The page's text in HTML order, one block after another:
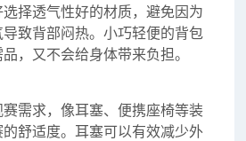
择透气性好的材质，避免因为
致背部闷热。小巧轻便的背包
，又不会给身体带来负担。
需求，像耳塞、便携座椅等装
舒适度。耳塞可以有效减少外